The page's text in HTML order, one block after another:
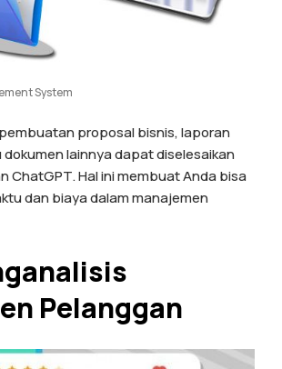
System
proposal bisnis, laporan
lainnya dapat diselesaikan
ChatGPT. Hal ini membuat Anda bisa
dan biaya dalam manajemen
Pelanggan